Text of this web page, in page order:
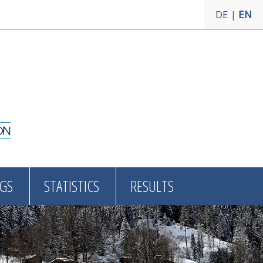
DE | EN
STATISTICS RESULTS